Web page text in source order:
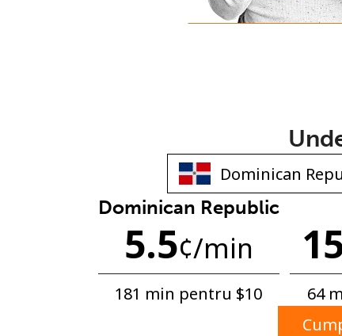
Dominican Republic
5.5¢/min
181 min pentru ⁦$10⁩ 64